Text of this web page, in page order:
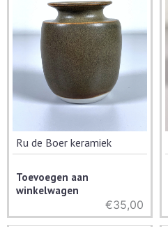
Ru de Boer keramiek
Toevoegen aan
winkelwagen
€35,00